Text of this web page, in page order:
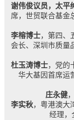
谢伟俊议员，太平
席，世贸联合基金
李榕博士，第四、
会长、深圳市质量
杜玉涛博士，党的
华大基因首席运
庄永健
李实秋，粤港澳大
经理，